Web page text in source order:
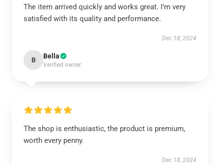
The item arrived quickly and works great. I’m very
satisfied with its quality and performance.
Dec 18, 2024
B Bella
Verified owner
The shop is enthusiastic, the product is premium,
worth every penny.
Dec 18, 2024